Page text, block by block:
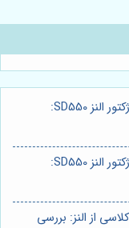
⭐️ راهنمای جامع خرید مینی ویدئو پروژکتور النز SD550:
⭐️ راهنمای جامع خرید مینی ویدئو پروژکتور النز SD550:
از النز: بررسی